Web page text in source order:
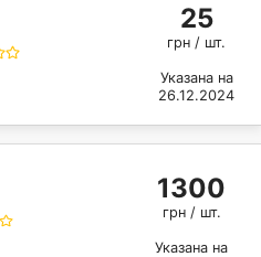
25
грн / шт.
Указана на
26.12.2024
1300
грн / шт.
Указана на